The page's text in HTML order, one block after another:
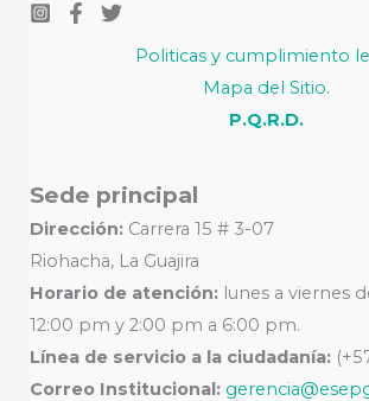
Politicas y cumplimiento
Mapa del Sitio.
P.Q.R.D.
Sede principal
Dirección: Carrera 15 # 3-07
Riohacha, La Guajira
Horario de atención: lunes a viernes
12:00 pm y 2:00 pm a 6:00 pm.
Línea de servicio a la ciudadanía:
Correo Institucional: